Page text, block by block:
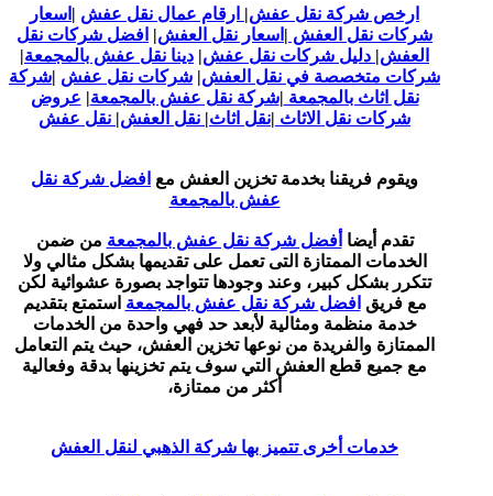
ارخص شركة نقل عفش| ارقام عمال نقل عفش | اسعار
شركات نقل العفش | اسعار نقل العفش| افضل شركات نقل
العفش| دليل شركات نقل عفش| دينا نقل عفش بالمجمعة|
شركات متخصصة في نقل العفش| شركات نقل عفش |شركة
نقل اثاث بالمجمعة |شركة نقل عفش بالمجمعة| عروض
شركات نقل الاثاث |نقل اثاث| نقل العفش| نقل عفش
ويقوم فريقنا بخدمة تخزين العفش مع افضل شركة نقل
عفش بالمجمعة
تقدم أيضا أفضل شركة نقل عفش بالمجمعة من ضمن
الخدمات الممتازة التى تعمل على تقديمها بشكل مثالي ولا
تتكرر بشكل كبير، وعند وجودها تتواجد بصورة عشوائية لكن
مع فريق افضل شركة نقل عفش بالمجمعة استمتع بتقديم
خدمة منظمة ومثالية لأبعد حد فهي واحدة من الخدمات
الممتازة والفريدة من نوعها تخزين العفش، حيث يتم التعامل
مع جميع قطع العفش التي سوف يتم تخزينها بدقة وفعالية
أكثر من ممتازة،
خدمات أخرى تتميز بها شركة الذهبي لنقل العفش